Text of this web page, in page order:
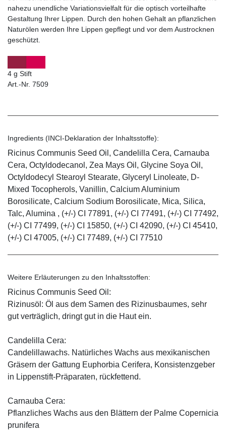
nahezu unendliche Variationsvielfalt für die optisch vorteilhafte
Gestaltung Ihrer Lippen. Durch den hohen Gehalt an pflanzlichen
Naturölen werden Ihre Lippen gepflegt und vor dem Austrocknen
geschützt.
4 g Stift
Art.-Nr. 7509
Ingredients (INCI-Deklaration der Inhaltsstoffe):
Ricinus Communis Seed Oil, Candelilla Cera, Carnauba
Cera, Octyldodecanol, Zea Mays Oil, Glycine Soya Oil,
Octyldodecyl Stearoyl Stearate, Glyceryl Linoleate, D-
Mixed Tocopherols, Vanillin, Calcium Aluminium
Borosilicate, Calcium Sodium Borosilicate, Mica, Silica,
Talc, Alumina , (+/-) CI 77891, (+/-) CI 77491, (+/-) CI 77492,
(+/-) CI 77499, (+/-) CI 15850, (+/-) CI 42090, (+/-) CI 45410,
(+/-) CI 47005, (+/-) CI 77489, (+/-) CI 77510
Weitere Erläuterungen zu den Inhaltsstoffen:
Ricinus Communis Seed Oil:
Rizinusöl: Öl aus dem Samen des Rizinusbaumes, sehr
gut verträglich, dringt gut in die Haut ein.
Candelilla Cera:
Candelillawachs. Natürliches Wachs aus mexikanischen
Gräsern der Gattung Euphorbia Cerifera, Konsistenzgeber
in Lippenstift-Präparaten, rückfettend.
Carnauba Cera:
Pflanzliches Wachs aus den Blättern der Palme Copernicia
prunifera